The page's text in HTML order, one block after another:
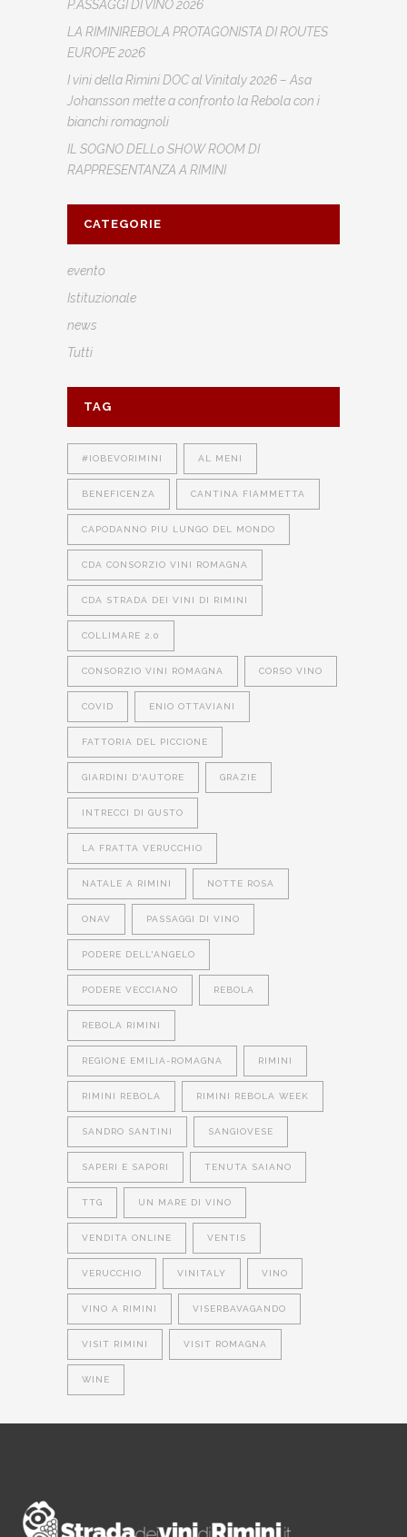
P.ASSAGGI DI VINO 2026
LA RIMINIREBOLA PROTAGONISTA DI ROUTES
EUROPE 2026
I vini della Rimini DOC al Vinitaly 2026 – Asa
Johansson mette a confronto la Rebola con i
bianchi romagnoli
IL SOGNO DELLo SHOW ROOM DI
RAPPRESENTANZA A RIMINI
CATEGORIE
evento
Istituzionale
news
Tutti
TAG
#IOBEVORIMINI AL MENI
BENEFICENZA CANTINA FIAMMETTA
CAPODANNO PIU LUNGO DEL MONDO
CDA CONSORZIO VINI ROMAGNA
CDA STRADA DEI VINI DI RIMINI
COLLIMARE 2.0
CONSORZIO VINI ROMAGNA CORSO VINO
COVID ENIO OTTAVIANI
FATTORIA DEL PICCIONE
GIARDINI D'AUTORE GRAZIE
INTRECCI DI GUSTO
LA FRATTA VERUCCHIO
NATALE A RIMINI NOTTE ROSA
ONAV PASSAGGI DI VINO
PODERE DELL'ANGELO
PODERE VECCIANO REBOLA
REBOLA RIMINI
REGIONE EMILIA-ROMAGNA RIMINI
RIMINI REBOLA RIMINI REBOLA WEEK
SANDRO SANTINI SANGIOVESE
SAPERI E SAPORI TENUTA SAIANO
TTG UN MARE DI VINO
VENDITA ONLINE VENTIS
VERUCCHIO VINITALY VINO
VINO A RIMINI VISERBAVAGANDO
VISIT RIMINI VISIT ROMAGNA
WINE